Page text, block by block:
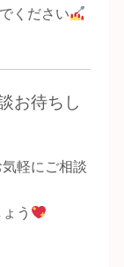
ください
お待ちし
軽にご相談
う